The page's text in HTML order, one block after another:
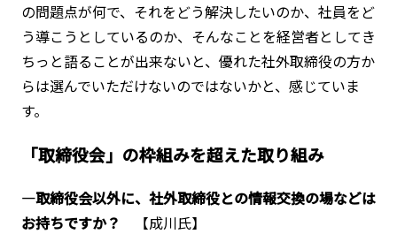
の問題点が何で、それをどう解決したいのか、社員をど
う導こうとしているのか、そんなことを経営者としてき
ちっと語ることが出来ないと、優れた社外取締役の方か
らは選んでいただけないのではないかと、感じていま
す。
「取締役会」の枠組みを超えた取り組み
―取締役会以外に、社外取締役との情報交換の場などは
お持ちですか？
【成川氏】